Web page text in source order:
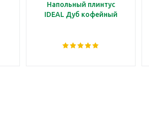
Напольный плинтус
IDEAL Дуб кофейный